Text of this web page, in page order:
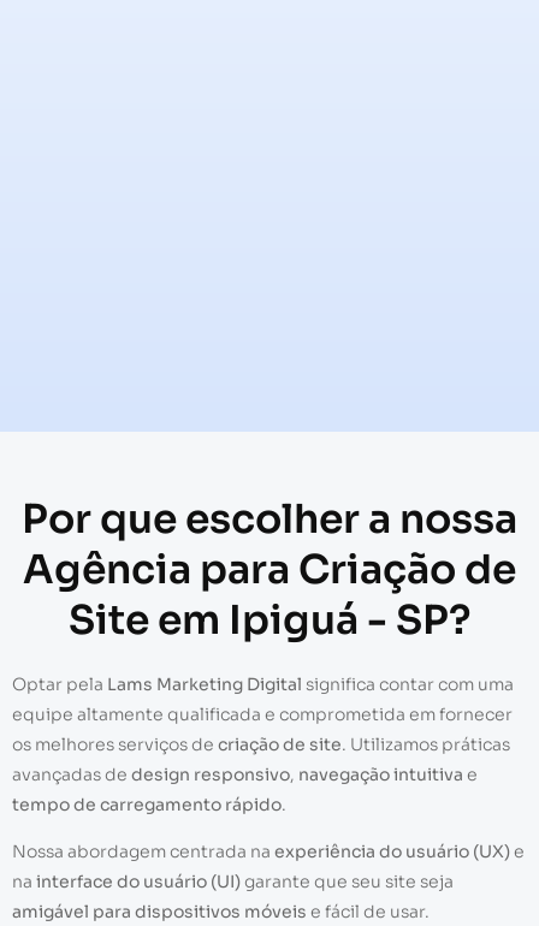
Por que escolher a nossa
Agência para Criação de
Site em Ipiguá - SP?
Optar pela Lams Marketing Digital significa contar com uma
equipe altamente qualificada e comprometida em fornecer
os melhores serviços de criação de site. Utilizamos práticas
avançadas de design responsivo, navegação intuitiva e
tempo de carregamento rápido.
Nossa abordagem centrada na experiência do usuário (UX)e
na interface do usuário (UI)garante que seu site seja
amigável para dispositivos móveis e fácil de usar.